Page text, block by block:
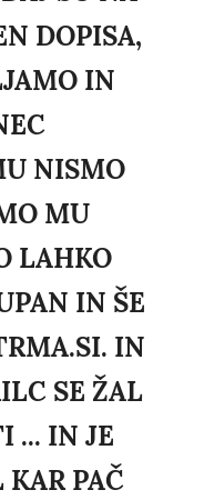
DOPISA,
IN
NISMO
MU
LAHKO
IN ŠE
IN
SE ŽAL
... IN JE
PAČ